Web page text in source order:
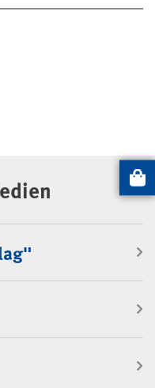
Artikel